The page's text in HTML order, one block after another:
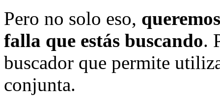
Pero no solo eso,
falla que estás buscando.
buscador que permite
conjunta.